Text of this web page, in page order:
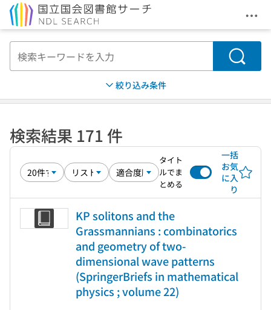
メ
検索
絞り込み条件
検索結果 171 件
タイト
ルでま
とめる
一括
お気
に入
り
KP solitons and the
Grassmannians : combinatorics
and geometry of two-
dimensional wave patterns
(SpringerBriefs in mathematical
physics ; volume 22)